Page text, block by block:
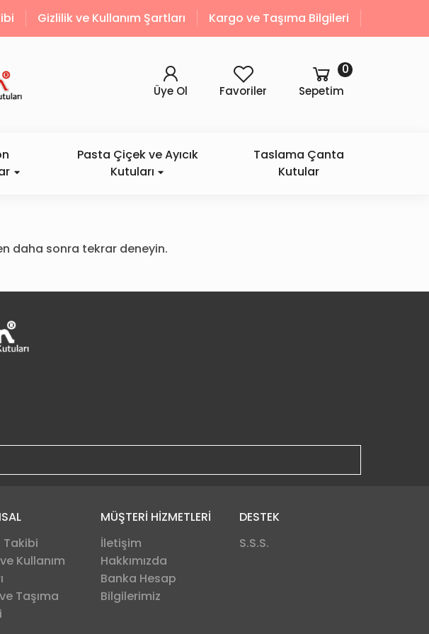
Gizlilik ve Kullanım Şartları Kargo ve Taşıma Bilgileri
Sepetim
0
Favoriler
Üye Ol
Pasta Çiçek ve Ayıcık
Kutuları
Taslama Çanta
Kutular
daha sonra tekrar deneyin.
Takibi
Kullanım
Taşıma
MÜŞTERİ HİZMETLERİ
İletişim
Hakkımızda
Banka Hesap
Bilgilerimiz
DESTEK
S.S.S.